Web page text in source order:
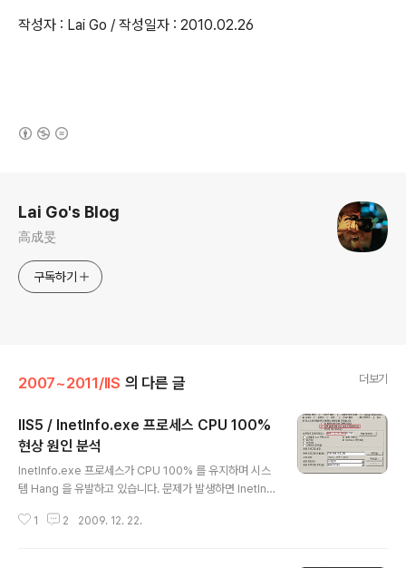
작성자 : Lai Go / 작성일자 : 2010.02.26
Lai Go's Blog
高成旻
구독하기
2007~2011/IIS 의 다른 글 더보기
IIS5 / InetInfo.exe 프로세스 CPU 100%
현상 원인 분석
InetInfo.exe 프로세스가 CPU 100% 를 유지하며 시스
템 Hang 을 유발하고 있습니다. 문제가 발생하면 InetInf
버에 50개가 넘는 웹/FTP 사이트가 운영 중에 있어 문제
1 2 2009. 12. 22.